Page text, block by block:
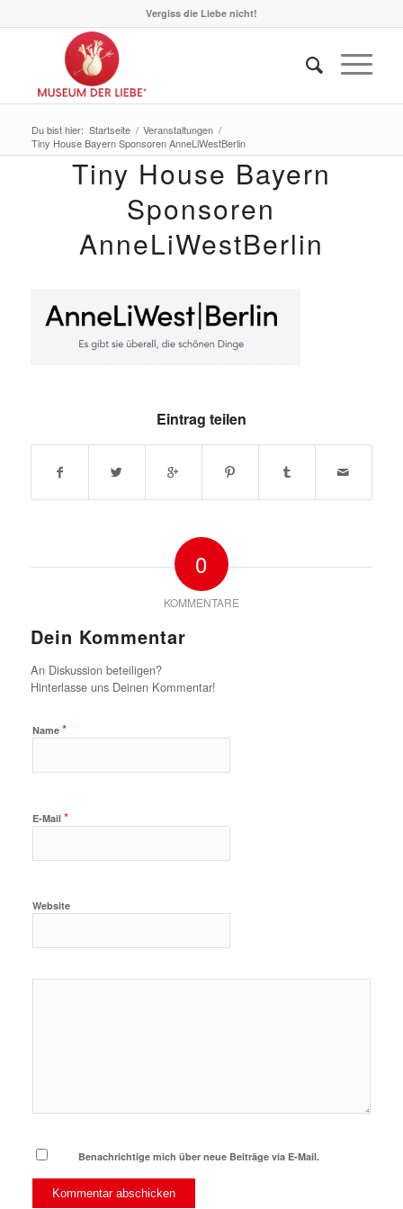
Vergiss die Liebe nicht!
Du bist hier: Startseite / Veranstaltungen /
Tiny House Bayern Sponsoren AnneLiWestBerlin
Tiny House Bayern
Sponsoren
AnneLiWestBerlin
Eintrag teilen
0
KOMMENTARE
Dein Kommentar
An Diskussion beteiligen?
Hinterlasse uns Deinen Kommentar!
Name *
E-Mail *
Website
Benachrichtige mich über neue Beiträge via E-Mail.